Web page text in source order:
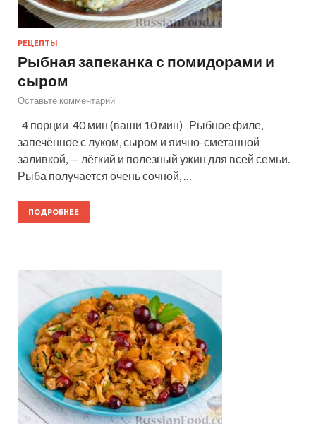
РЕЦЕПТЫ
Рыбная запеканка с помидорами и
сыром
Оставьте комментарий
4 порции 40 мин (ваши 10 мин) Рыбное филе,
запечённое с луком, сыром и яично-сметанной
заливкой, — лёгкий и полезный ужин для всей семьи.
Рыба получается очень сочной, …
ПОДРОБНЕЕ